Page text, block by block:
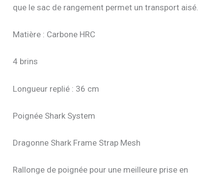
que le sac de rangement permet un transport aisé.
Matière : Carbone HRC
4 brins
Longueur replié : 36 cm
Poignée Shark System
Dragonne Shark Frame Strap Mesh
Rallonge de poignée pour une meilleure prise en